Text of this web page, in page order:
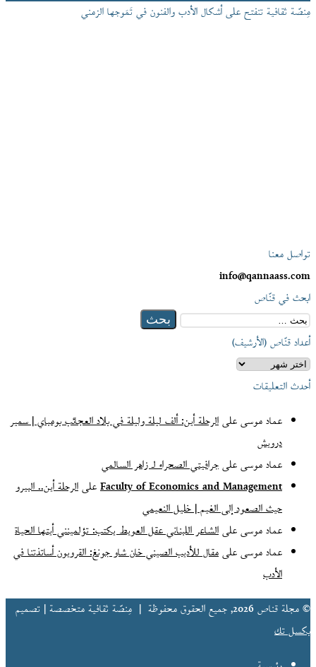
مِنصّة ثقافية تنفتح على أشكال الأدب والفنون في تَمَوجها الزمني
تواصل معنا
info@qannaass.com
ابحث في قنّاص
البحث
عن:
أعداد قنّاص (الأرشيف)
أعداد
قنّاص
أحدث التعليقات
عماد موسىعلىالرحلة أين: ألف ليلة وليلة في بلاد العجائب بومباي | سمير
درويش
عماد موسىعلىجرافيتي الصحراء لـ زاهر السالمي
Faculty of Economics and Managementعلىالرحلة أين.. البيرو
حيث الصعود إلى الغيم | خليل النعيمي
عماد موسىعلىالشاعر اللبناني عقل العويط يكتب: تؤلمينني أيتها الحياة
عماد موسىعلىمقال للأديب الصيني خان شاو جونغ: القرويون أساتذتنا في
الأدب
© مجلة قناص 2026, جميع الحقوق محفوظة |
مِنصّة ثقافية متخصصة | تصميم
بكسل تك